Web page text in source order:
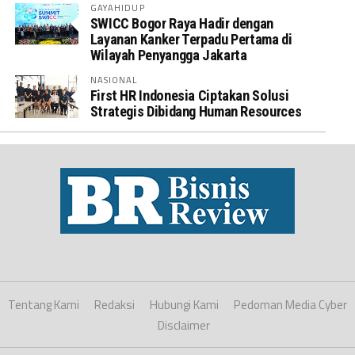
GAYAHIDUP
SWICC Bogor Raya Hadir dengan
Layanan Kanker Terpadu Pertama di
Wilayah Penyangga Jakarta
NASIONAL
First HR Indonesia Ciptakan Solusi
Strategis Dibidang Human Resources
Tentang Kami Redaksi Hubungi Kami
Pedoman Media Cyber
Disclaimer